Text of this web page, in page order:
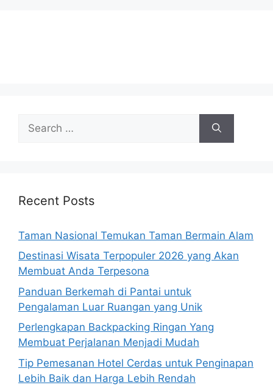
for:
Recent Posts
Taman Nasional Temukan Taman Bermain Alam
Destinasi Wisata Terpopuler 2026 yang Akan
Membuat Anda Terpesona
Panduan Berkemah di Pantai untuk
Pengalaman Luar Ruangan yang Unik
Perlengkapan Backpacking Ringan Yang
Membuat Perjalanan Menjadi Mudah
Tip Pemesanan Hotel Cerdas untuk Penginapan
Lebih Baik dan Harga Lebih Rendah